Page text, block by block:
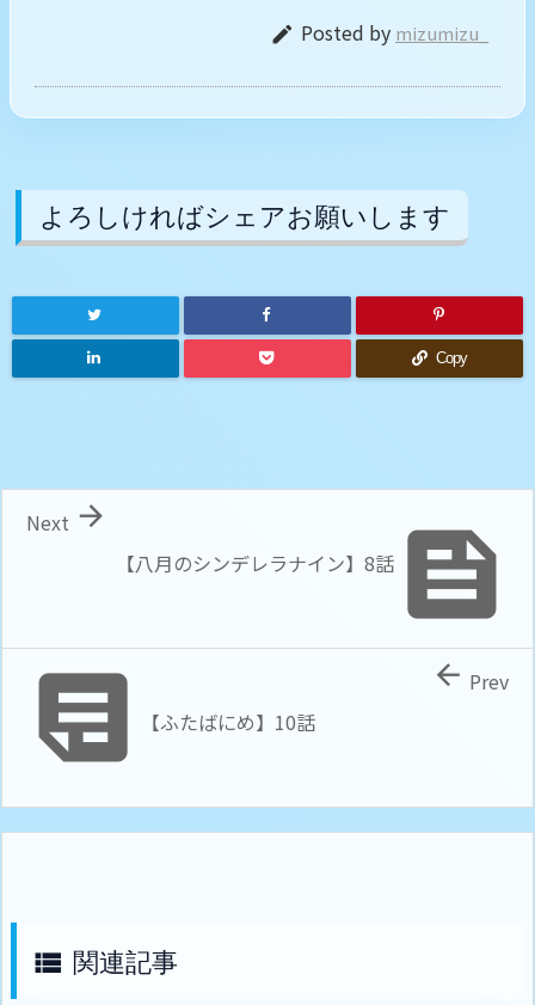
 Posted by mizumizu_
よろしければシェアお願いします
Copy

【八月のシンデレラナイン】8話

Next
 【ふたばにめ】10話
 Prev
 関連記事